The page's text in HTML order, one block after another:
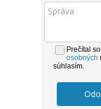
Prečítal
osobných
súhlasím.